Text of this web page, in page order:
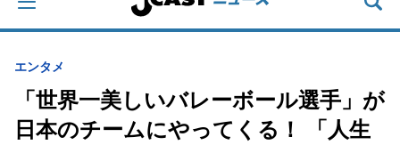
エンタメ
「世界一美しいバレーボール選手」が
日本のチームにやってくる！ 「人生